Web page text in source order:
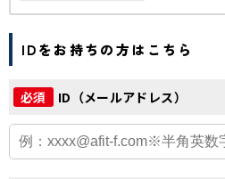
IDをお持ちの方はこちら
必須 ID（メールアドレス）